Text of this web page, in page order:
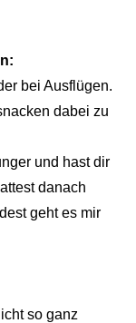
bei Ausflügen.
dabei zu
und hast dir
danach
geht es mir
so ganz